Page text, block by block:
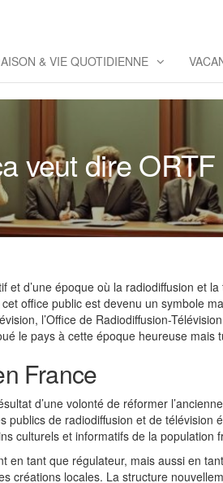
& VIE QUOTIDIENNE
veut dire
et d’une époque où la radiodiffusion et
office public est devenu un symbole
l’Office de Radiodiffusion-
le pays à cette époque heureuse mais
France
d’une volonté de réformer
de radiodiffusion et de télévision
culturels et informatifs de la population
en tant que régulateur, mais aussi en
créations locales. La structure